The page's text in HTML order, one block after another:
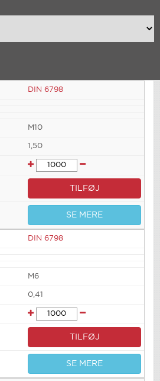
DIN 6798
M10
1,50
TILFØJ
SE MERE
DIN 6798
M6
0,41
TILFØJ
SE MERE